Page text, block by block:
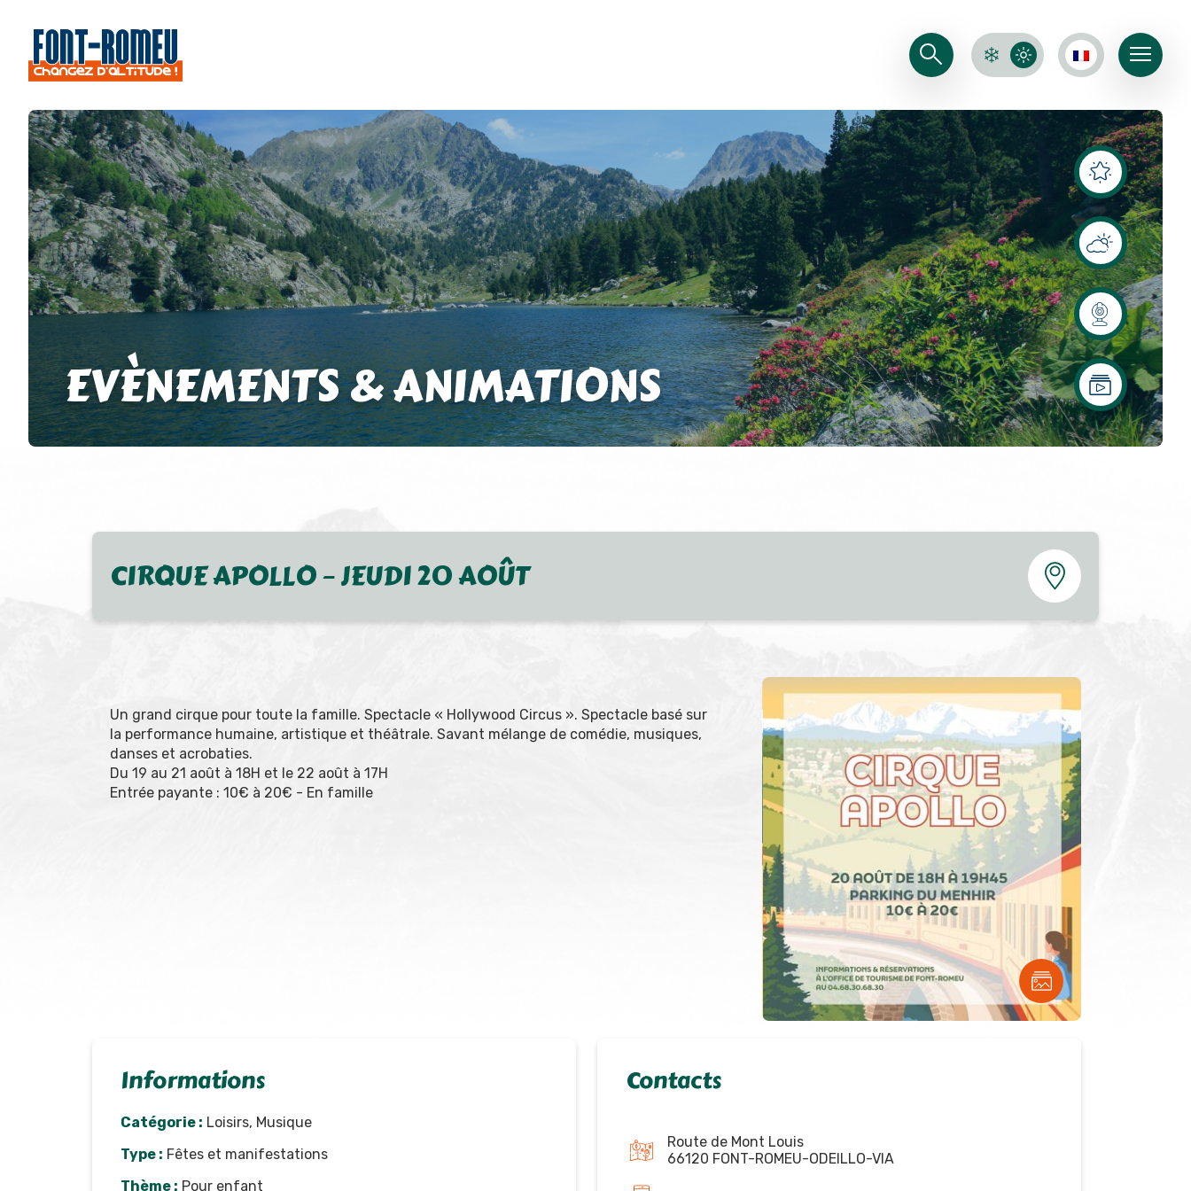
EVÈNEMENTS & ANIMATIONS
CIRQUE APOLLO – JEUDI 20 AOÛT
Un grand cirque pour toute la famille. Spectacle « Hollywood Circus ». Spectacle basé sur
la performance humaine, artistique et théâtrale. Savant mélange de comédie, musiques,
danses et acrobaties.
Du 19 au 21 août à 18H et le 22 août à 17H
Entrée payante : 10€ à 20€ - En famille
Informations
Catégorie : Loisirs, Musique
Type : Fêtes et manifestations
Thème : Pour enfant
Contacts
Route de Mont Louis
66120 FONT-ROMEU-ODEILLO-VIA